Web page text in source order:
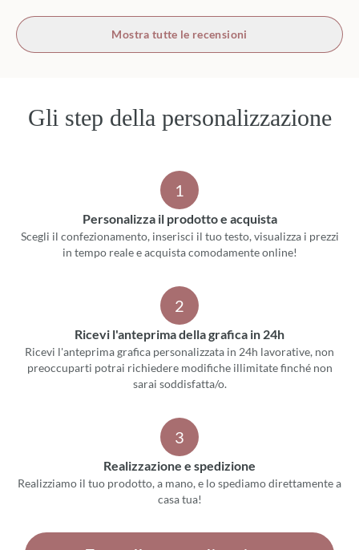
Mostra tutte le recensioni
Gli step della personalizzazione
1
Personalizza il prodotto e acquista
Scegli il confezionamento, inserisci il tuo testo, visualizza i prezzi
in tempo reale e acquista comodamente online!
2
Ricevi l'anteprima della grafica in 24h
Ricevi l'anteprima grafica personalizzata in 24h lavorative, non
preoccuparti potrai richiedere modifiche illimitate finché non
sarai soddisfatta/o.
3
Realizzazione e spedizione
Realizziamo il tuo prodotto, a mano, e lo spediamo direttamente a
casa tua!